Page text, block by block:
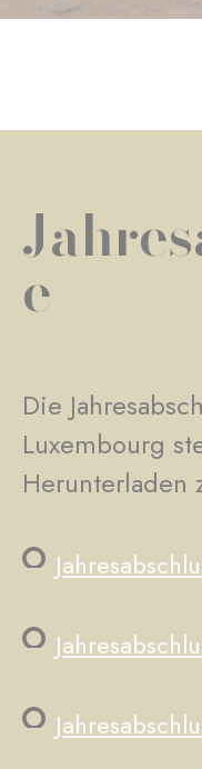
e
Die
Luxembourg
Herunterladen